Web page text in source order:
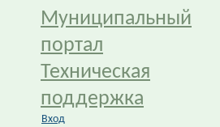
Муниципальный
портал
Техническая
поддержка
Вход